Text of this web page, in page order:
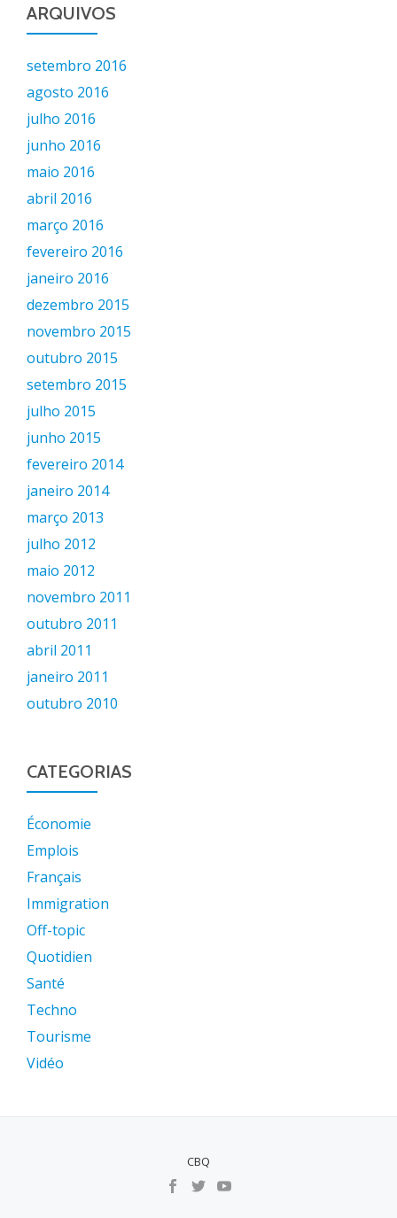
ARQUIVOS
setembro 2016
agosto 2016
julho 2016
junho 2016
maio 2016
abril 2016
março 2016
fevereiro 2016
janeiro 2016
dezembro 2015
novembro 2015
outubro 2015
setembro 2015
julho 2015
junho 2015
fevereiro 2014
janeiro 2014
março 2013
julho 2012
maio 2012
novembro 2011
outubro 2011
abril 2011
janeiro 2011
outubro 2010
CATEGORIAS
Économie
Emplois
Français
Immigration
Off-topic
Quotidien
Santé
Techno
Tourisme
Vidéo
CBQ